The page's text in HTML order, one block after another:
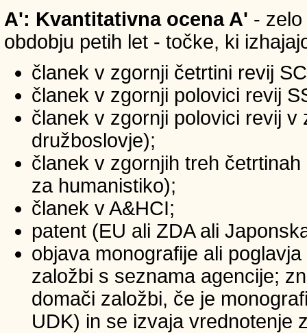
A': Kvantitativna ocena A' -
obdobju petih let - točke, ki
članek v zgornji četrtini revij
članek v zgornji polovici revij
članek v zgornji polovici revij
družboslovje);
članek v zgornjih treh
za humanistiko);
članek v A&HCI;
patent (EU ali ZDA ali
objava monografije ali
založbi s seznama agencije;
domači založbi, če je
UDK) in se izvaja vrednotenje